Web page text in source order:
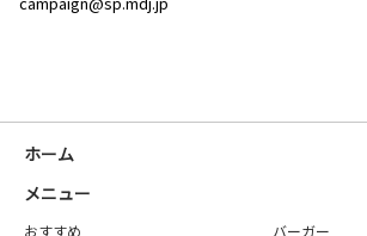
ホーム
メニュー
おすすめ
バーガー